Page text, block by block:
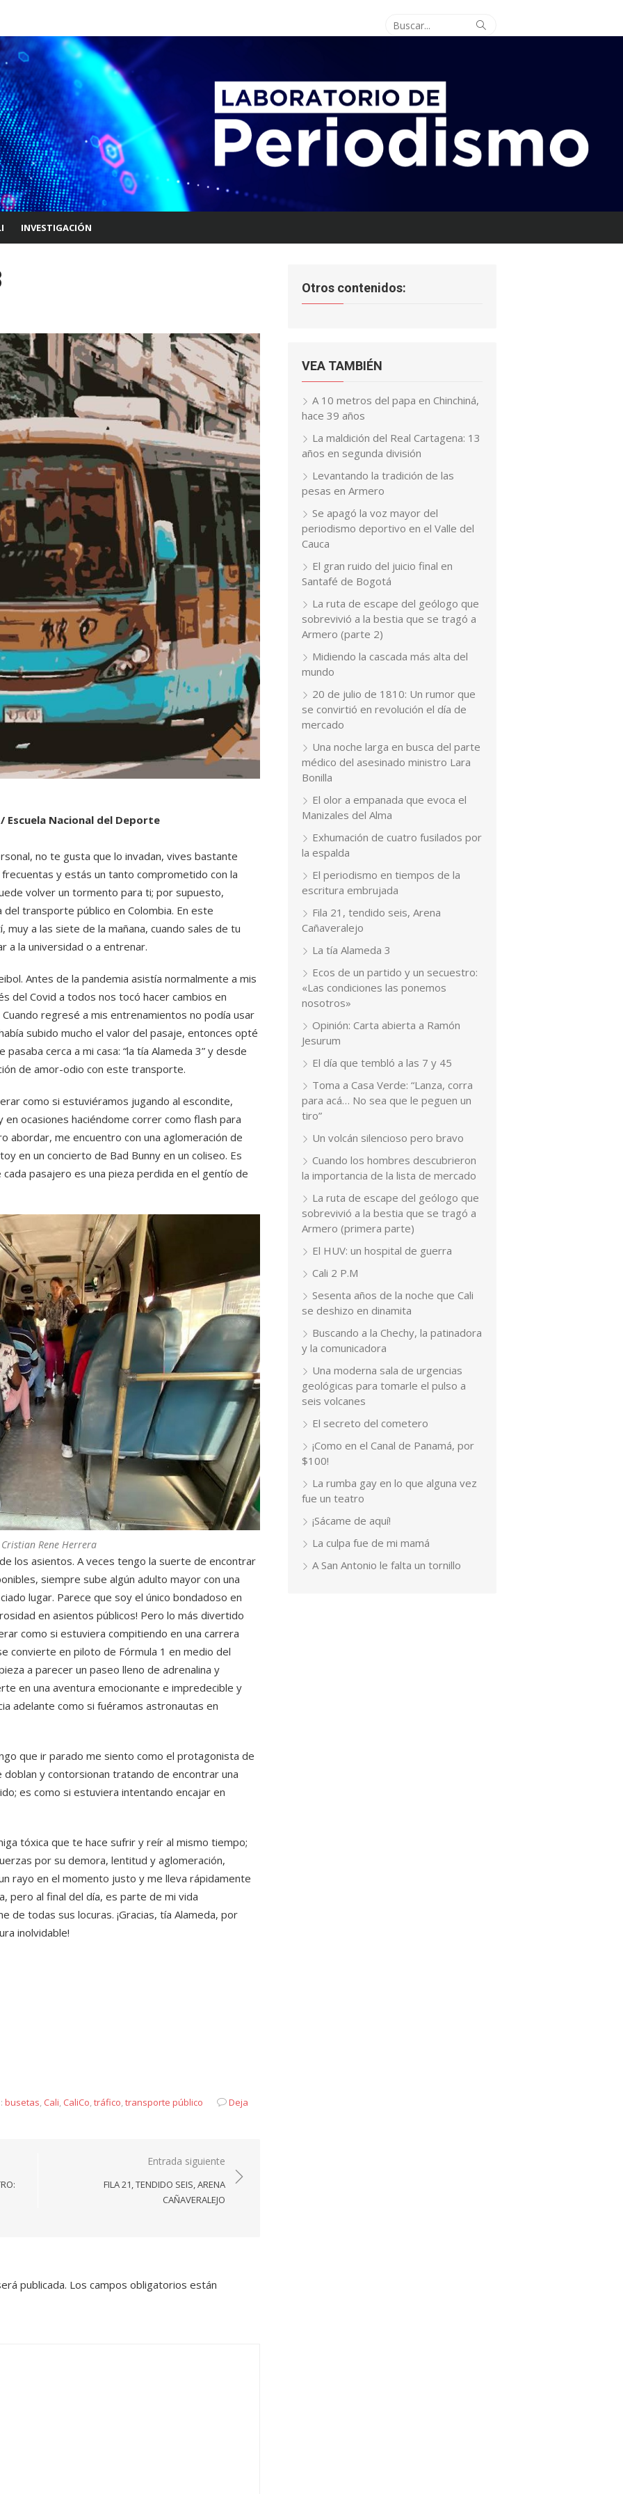
Buscar: Buscar
INVESTIGACIÓN
Escuela Nacional del Deporte
no te gusta que lo invadan, vives bastante
y estás un tanto comprometido con la
volver un tormento para ti; por supuesto,
transporte público en Colombia. En este
a las siete de la mañana, cuando sales de tu
a la universidad o a entrenar.
Antes de la pandemia asistía normalmente a mis
del Covid a todos nos tocó hacer cambios en
regresé a mis entrenamientos no podía usar
subido mucho el valor del pasaje, entonces opté
cerca a mi casa: “la tía Alameda 3” y desde
de amor-odio con este transporte.
como si estuviéramos jugando al escondite,
ocasiones haciéndome correr como flash para
abordar, me encuentro con una aglomeración de
en un concierto de Bad Bunny en un coliseo. Es
pasajero es una pieza perdida en el gentío de
Rene Herrera
los asientos. A veces tengo la suerte de encontrar
siempre sube algún adulto mayor con una
lugar. Parece que soy el único bondadoso en
en asientos públicos! Pero lo más divertido
como si estuviera compitiendo en una carrera
convierte en piloto de Fórmula 1 en medio del
a parecer un paseo lleno de adrenalina y
en una aventura emocionante e impredecible y
adelante como si fuéramos astronautas en
que ir parado me siento como el protagonista de
doblan y contorsionan tratando de encontrar una
es como si estuviera intentando encajar en
tóxica que te hace sufrir y reír al mismo tiempo;
por su demora, lentitud y aglomeración,
rayo en el momento justo y me lleva rápidamente
pero al final del día, es parte de mi vida
de todas sus locuras. ¡Gracias, tía Alameda, por
inolvidable!
busetas, Cali, CaliCo,tráfico,transporte público Deja
Entrada siguiente
FILA 21, TENDIDO SEIS, ARENA
CAÑAVERALEJO
publicada. Los campos obligatorios están
Otros contenidos:
VEA TAMBIÉN
A 10 metros del papa en Chinchiná,
hace 39 años
La maldición del Real Cartagena: 13
años en segunda división
Levantando la tradición de las
pesas en Armero
Se apagó la voz mayor del
periodismo deportivo en el Valle del
Cauca
El gran ruido del juicio final en
Santafé de Bogotá
La ruta de escape del geólogo que
sobrevivió a la bestia que se tragó a
Armero (parte 2)
Midiendo la cascada más alta del
mundo
20 de julio de 1810: Un rumor que
se convirtió en revolución el día de
mercado
Una noche larga en busca del parte
médico del asesinado ministro Lara
Bonilla
El olor a empanada que evoca el
Manizales del Alma
Exhumación de cuatro fusilados por
la espalda
El periodismo en tiempos de la
escritura embrujada
Fila 21, tendido seis, Arena
Cañaveralejo
La tía Alameda 3
Ecos de un partido y un secuestro:
«Las condiciones las ponemos
nosotros»
Opinión: Carta abierta a Ramón
Jesurum
El día que tembló a las 7 y 45
Toma a Casa Verde: “Lanza, corra
para acá… No sea que le peguen un
tiro”
Un volcán silencioso pero bravo
Cuando los hombres descubrieron
la importancia de la lista de mercado
La ruta de escape del geólogo que
sobrevivió a la bestia que se tragó a
Armero (primera parte)
El HUV: un hospital de guerra
Cali 2 P.M
Sesenta años de la noche que Cali
se deshizo en dinamita
Buscando a la Chechy, la patinadora
y la comunicadora
Una moderna sala de urgencias
geológicas para tomarle el pulso a
seis volcanes
El secreto del cometero
¡Como en el Canal de Panamá, por
$100!
La rumba gay en lo que alguna vez
fue un teatro
¡Sácame de aquí!
La culpa fue de mi mamá
A San Antonio le falta un tornillo